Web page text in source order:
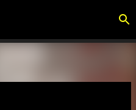
コンテンツに移動